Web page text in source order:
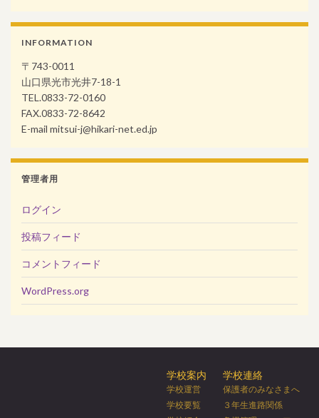
INFORMATION
〒743-0011
山口県光市光井7-18-1
TEL.0833-72-0160
FAX.0833-72-8642
E-mail mitsui-j@hikari-net.ed.jp
管理者用
ログイン
投稿フィード
コメントフィード
WordPress.org
学校案内
学校運営
学校要覧
学校連絡
保護者のみなさまへ
３年生進路関係